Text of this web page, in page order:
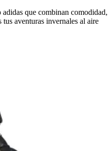
adidas que combinan comodidad,
aventuras invernales al aire